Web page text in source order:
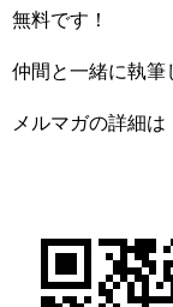
無料です！
仲間と一緒に執筆
メルマガの詳細